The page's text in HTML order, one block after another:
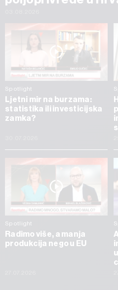
Spotlight
Ljetni mir na burzama:
statistika ili investicijska
zamka?
Spotlight
Radimo više, a manja
produkcija nego u EU